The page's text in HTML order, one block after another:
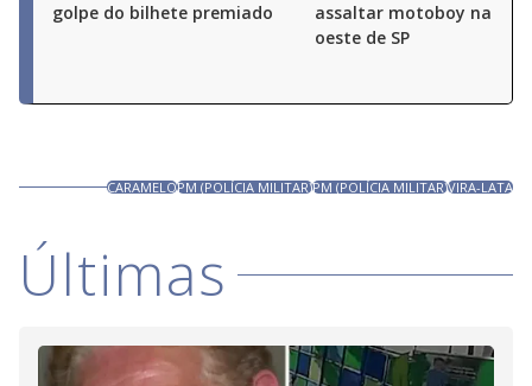
golpe do bilhete premiado
assaltar motoboy na
oeste de SP
CARAMELOPM (POLÍCIA MILITAR)PM (POLÍCIA MILITAR)VIRA-LATA
Últimas